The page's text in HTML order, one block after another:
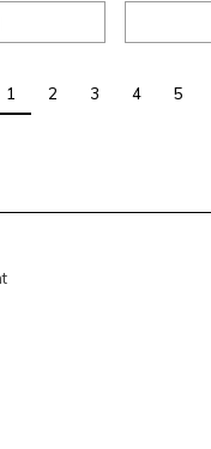
1 2 3 4 5